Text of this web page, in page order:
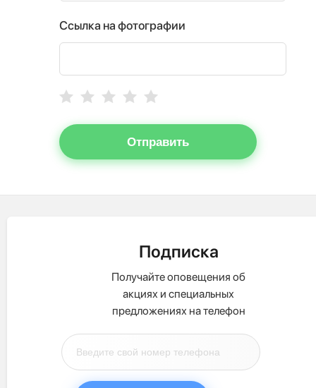
Ссылка на фотографии
Отправить
Подписка
Получайте оповещения об
акциях и специальных
предложениях на телефон